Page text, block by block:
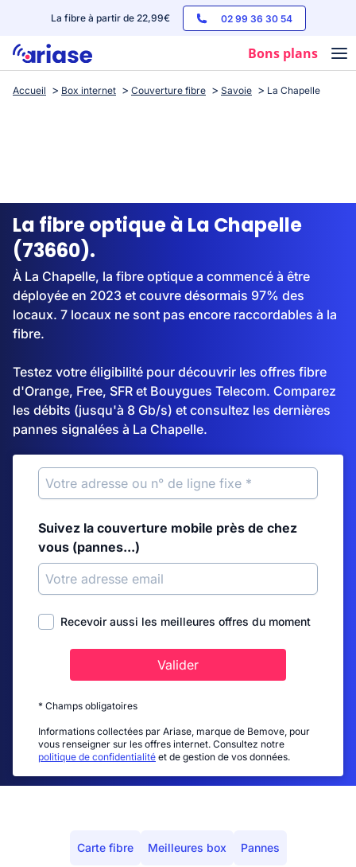
La fibre à partir de 22,99€ 02 99 36 30 54
Bons plans
Box internet
Streaming
Accueil Box internet Couverture fibre Savoie La Chapelle
La fibre optique à La Chapelle
(73660).
À La Chapelle, la fibre optique a commencé à être
déployée en 2023 et couvre désormais 97% des
locaux. 7 locaux ne sont pas encore raccordables à la
fibre.
Testez votre éligibilité pour découvrir les offres fibre
d'Orange, Free, SFR et Bouygues Telecom. Comparez
les débits (jusqu'à 8 Gb/s) et consultez les dernières
pannes signalées à La Chapelle.
Suivez la couverture mobile près de chez
vous (pannes...)
Recevoir aussi les meilleures offres du moment
Valider
* Champs obligatoires
Informations collectées par Ariase, marque de Bemove, pour
vous renseigner sur les offres internet. Consultez notre
politique de confidentialité et de gestion de vos données.
Carte fibre Meilleures box Pannes